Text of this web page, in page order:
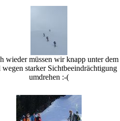
wieder müssen wir knapp unter dem
starker Sichtbeeindrächtigung
umdrehen :-(